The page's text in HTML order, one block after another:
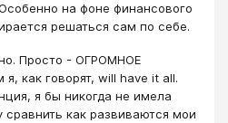
на фоне финансового
решаться сам по себе.
Просто - ОГРОМНОЕ
как говорят, will have it all.
я бы никогда не имела
сравнить как развиваются мои